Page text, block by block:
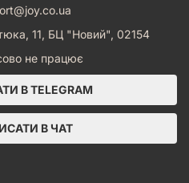
11, БЦ "Новий", 02154
не працює
В TELEGRAM
В ЧАТ